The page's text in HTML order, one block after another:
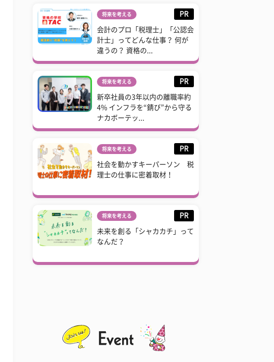
将来を考える PR
会計のプロ「税理士」「公認会
計士」ってどんな仕事？ 何が
違うの？ 資格の...
将来を考える PR
新卒社員の3年以内の離職率約
4% インフラを“錆び”から守る
ナカボーテッ...
将来を考える PR
社会を動かすキーパーソン 税
理士の仕事に密着取材！
将来を考える PR
未来を創る「シャカカチ」って
なんだ？